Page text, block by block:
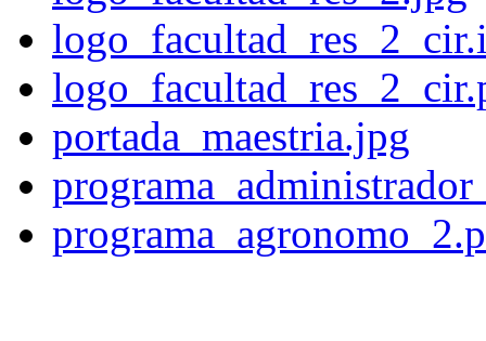
portada_maestria.jpg